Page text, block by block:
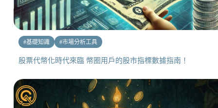
#基礎知識 #市場分析工具
股票代幣化時代來臨 幣圈用戶的股市指標數據指南！